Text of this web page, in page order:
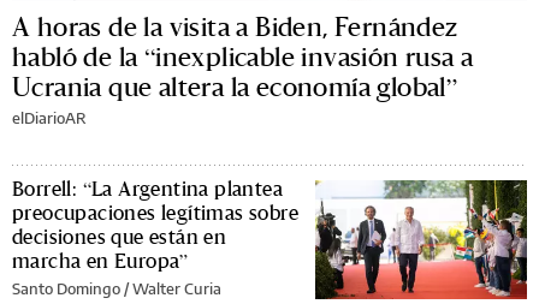
A horas de la visita a Biden, Fernández
habló de la “inexplicable invasión rusa a
Ucrania que altera la economía global”
elDiarioAR
Borrell: “La Argentina plantea
preocupaciones legítimas sobre
decisiones que están en
marcha en Europa”
Santo Domingo /Walter Curia